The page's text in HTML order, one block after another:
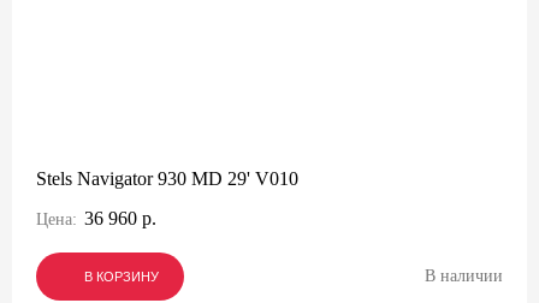
Stels Navigator 930 MD 29' V010
Цена: 36 960 р.
В КОРЗИНУ
В КОРЗИНУ
В КОРЗИНУ В наличии